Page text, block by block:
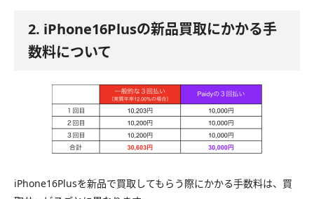
2. iPhone16Plusの新品買取にかかる手
数料について
iPhone16Plusを新品で買取してもらう際にかかる手数料は、買